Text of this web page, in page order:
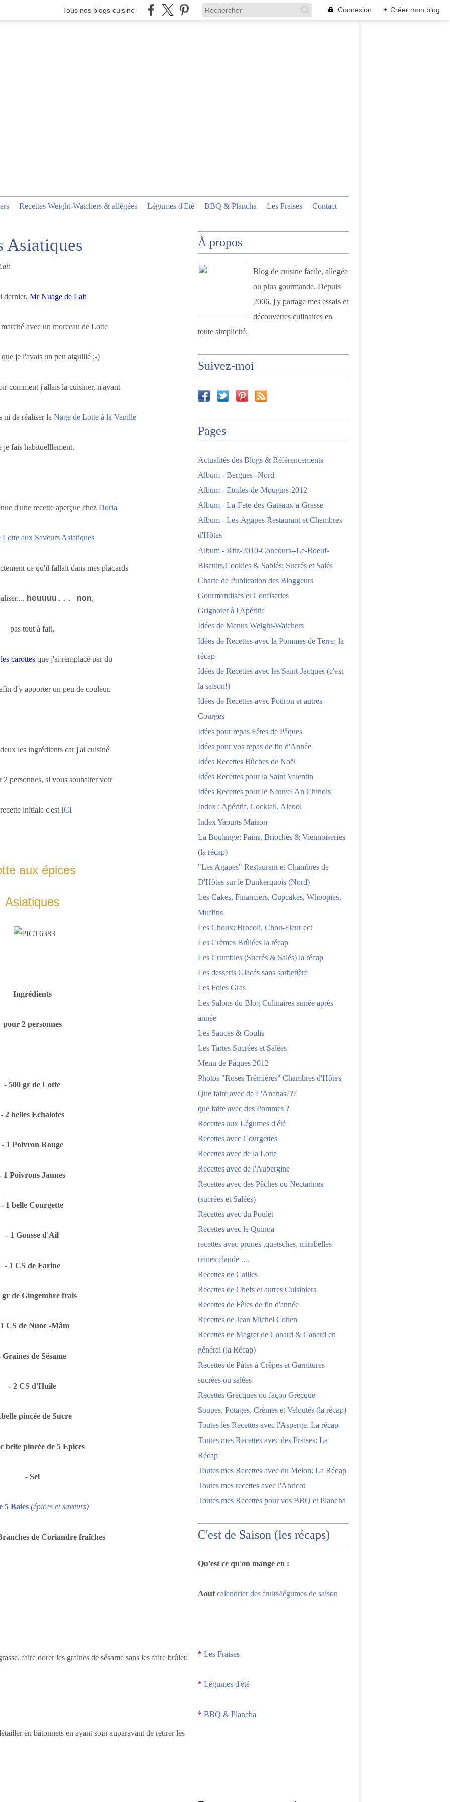
Tous nos blogs cuisine Connexion + Créer mon blog
Recettes Weight-Watchers & allégées Légumes d'Eté BBQ & Plancha Les Fraises Contact
Asiatiques
dernier, Mr Nuage de Lait
avec un morceau de Lotte
je l'avais un peu aiguillé ;-)
comment j'allais la cuisiner, n'ayant
ni de réaliser la Nage de Lotte à la Vanille
je fais habituelllement.
d'une recette aperçue chez Doria
aux Saveurs Asiatiques
ce qu'il fallait dans mes placards
heuuuu... non,
pas tout à fait,
les carottes que j'ai remplacé par du
d'y apporter un peu de couleur.
les ingrédients car j'ai cuisiné
2 personnes, si vous souhaiter voir
initiale c'est ICI
aux épices
Asiatiques
Ingrédients
pour 2 personnes
- 500 gr de Lotte
- 2 belles Echalotes
- 1 Poivron Rouge
1 Poivrons Jaunes
- 1 belle Courgette
- 1 Gousse d'Ail
- 1 CS de Farine
gr de Gingembre frais
CS de Nuoc -Mâm
Graines de Sésame
- 2 CS d'Huile
pincée de Sucre
belle pincée de 5 Epices
- Sel
5 Baies (épices et saveurs)
de Coriandre fraîches
faire dorer les graines de sésame sans les faire brûler.
en bâtonnets en ayant soin auparavant de retirer les
À propos
Blog de cuisine facile, allégée
ou plus gourmande. Depuis
2006, j'y partage mes essais et
découvertes culinaires en
toute simplicité.
Suivez-moi
Pages
Actualités des Blogs & Référencements
Album - Bergues--Nord
Album - Etoiles-de-Mougins-2012
Album - La-Fete-des-Gateaux-a-Grasse
Album - Les-Agapes Restaurant et Chambres
d'Hôtes
Album - Ritz-2010-Concours--Le-Boeuf-
Biscuits,Cookies & Sablés: Sucrés et Salés
Charte de Publication des Bloggeurs
Gourmandises et Confiseries
Grignoter à l'Apéritif
Idées de Menus Weight-Watchers
Idées de Recettes avec la Pommes de Terre; la
récap
Idées de Recettes avec les Saint-Jacques (c'est
la saison!)
Idées de Recettes avec Potiron et autres
Courges
Idées pour repas Fêtes de Pâques
Idées pour vos repas de fin d'Année
Idées Recettes Bûches de Noël
Idées Recettes pour la Saint Valentin
Idées Recettes pour le Nouvel An Chinois
Index : Apéritif, Cocktail, Alcool
Index Yaourts Maison
La Boulange: Pains, Brioches & Viennoiseries
(la récap)
"Les Agapes" Restaurant et Chambres de
D'Hôtes sur le Dunkerquois (Nord)
Les Cakes, Financiers, Cupcakes, Whoopies,
Muffins
Les Choux: Brocoli, Chou-Fleur ect
Les Crèmes Brûlées la récap
Les Crumbles (Sucrés & Salés) la récap
Les desserts Glacés sans sorbetière
Les Foies Gras
Les Salons du Blog Culinaires année après
année
Les Sauces & Coulis
Les Tartes Sucrées et Salées
Menu de Pâques 2012
Photos "Roses Trémières" Chambres d'Hôtes
Que faire avec de L'Ananas???
que faire avec des Pommes ?
Recettes aux Légumes d'été
Recettes avec Courgettes
Recettes avec de la Lotte
Recettes avec de l'Aubergine
Recettes avec des Pêches ou Nectarines
(sucrées et Salées)
Recettes avec du Poulet
Recettes avec le Quinoa
recettes avec prunes ,quetsches, mirabelles
reines claude ....
Recettes de Cailles
Recettes de Chefs et autres Cuisiniers
Recettes de Fêtes de fin d'année
Recettes de Jean Michel Cohen
Recettes de Magret de Canard & Canard en
général (la Récap)
Recettes de Pâtes à Crêpes et Garnitures
sucrées ou salées
Recettes Grecques ou façon Grecque
Soupes, Potages, Crèmes et Veloutés (la récap)
Toutes les Recettes avec l'Asperge. La récap
Toutes mes Recettes avec des Fraises: La
Récap
Toutes mes Recettes avec du Melon: La Récap
Toutes mes recettes avec l'Abricot
Toutes mes Recettes pour vos BBQ et Plancha
C'est de Saison (les récaps)
Qu'est ce qu'on mange en :
Aout calendrier des fruits/légumes de saison
* Les Fraises
* Légumes d'été
* BBQ & Plancha